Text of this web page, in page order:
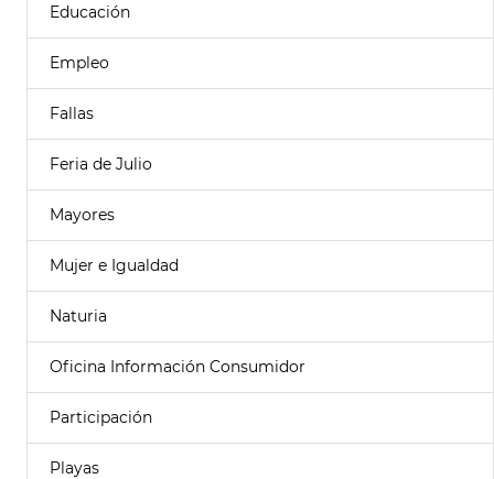
Educación
Empleo
Fallas
Feria de Julio
Mayores
Mujer e Igualdad
Naturia
Oficina Información Consumidor
Participación
Playas